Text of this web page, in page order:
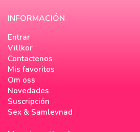
INFORMACIÓN
Entrar
Villkor
Contactenos
Mis favoritos
Om oss
Novedades
Suscripción
Sex & Samlevnad